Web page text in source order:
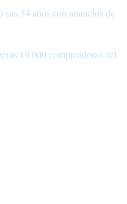
sus 54 años con anuncios de
19.000 computadoras del